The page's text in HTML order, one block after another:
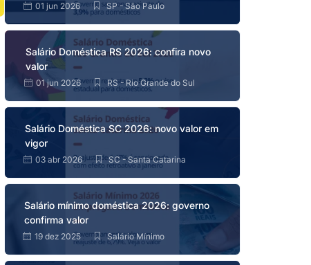
01 jun 2026 SP - São Paulo
Salário Doméstica RS 2026: confira novo
valor
01 jun 2026 RS - Rio Grande do Sul
Salário Doméstica SC 2026: novo valor em
vigor
03 abr 2026 SC - Santa Catarina
Salário mínimo doméstica 2026: governo
confirma valor
19 dez 2025 Salário Mínimo